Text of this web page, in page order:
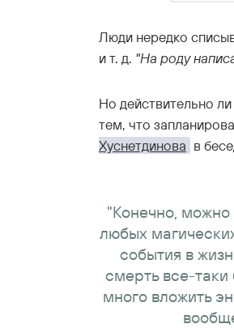
Люди нередко
и т. д. "На роду
Но действительно
тем, что
Хуснетдинова в
"Конечно, можно
любых
события в
смерть все-
много вложить